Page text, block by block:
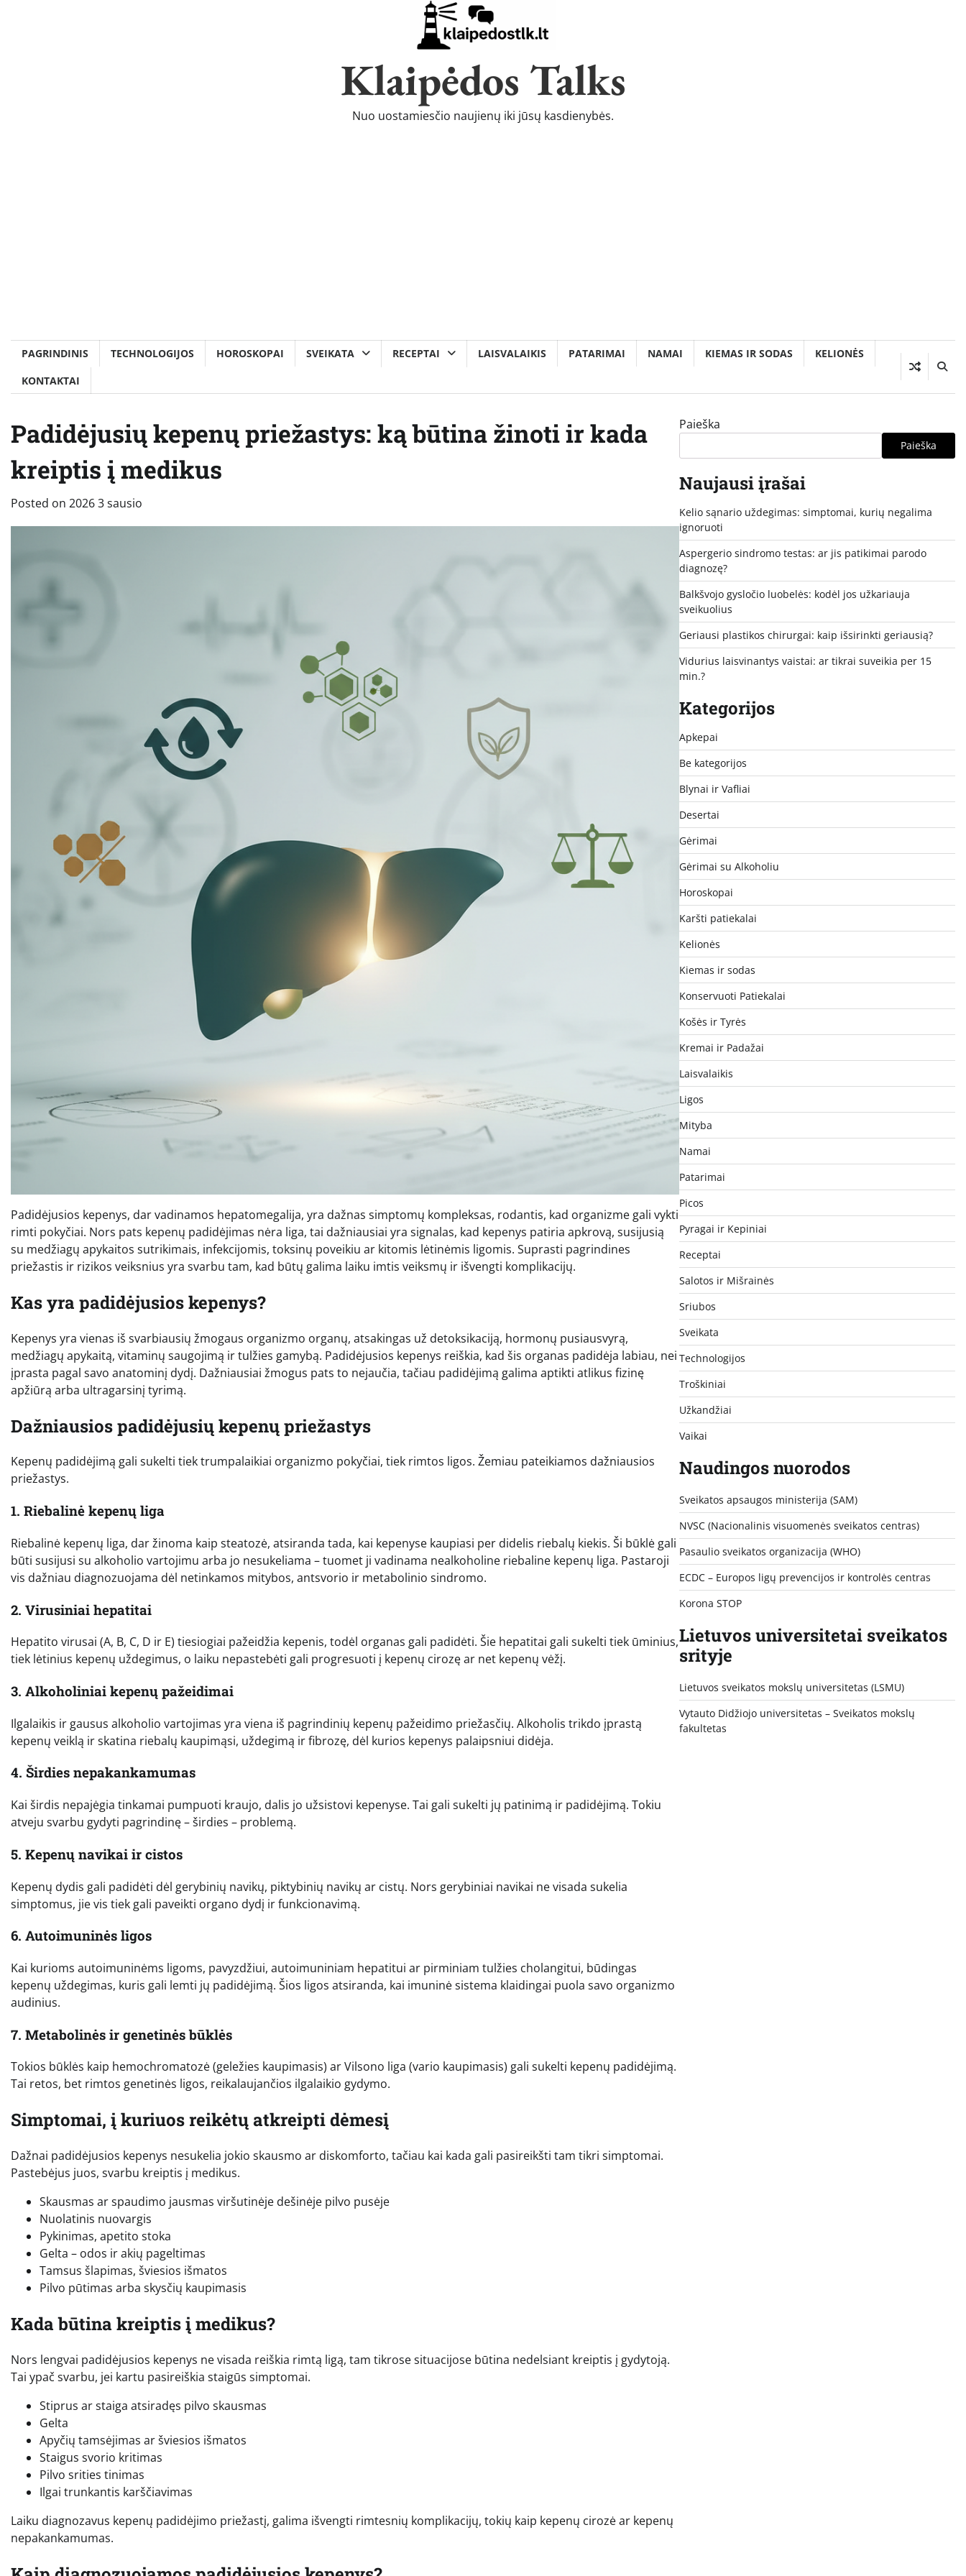
Klaipėdos Talks
Nuo uostamiesčio naujienų iki jūsų kasdienybės.
PAGRINDINIS TECHNOLOGIJOS HOROSKOPAI SVEIKATA RECEPTAI LAISVALAIKIS PATARIMAI NAMAI KIEMAS IR SODAS
KELIONĖS
KONTAKTAI
Padidėjusių kepenų priežastys: ką būtina žinoti ir kada
kreiptis į medikus
Posted on 2026 3 sausio
Padidėjusios kepenys, dar vadinamos hepatomegalija, yra dažnas simptomų kompleksas, rodantis, kad organizme gali vykti
rimti pokyčiai. Nors pats kepenų padidėjimas nėra liga, tai dažniausiai yra signalas, kad kepenys patiria apkrovą, susijusią
su medžiagų apykaitos sutrikimais, infekcijomis, toksinų poveikiu ar kitomis lėtinėmis ligomis. Suprasti pagrindines
priežastis ir rizikos veiksnius yra svarbu tam, kad būtų galima laiku imtis veiksmų ir išvengti komplikacijų.
Kas yra padidėjusios kepenys?
Kepenys yra vienas iš svarbiausių žmogaus organizmo organų, atsakingas už detoksikaciją, hormonų pusiausvyrą,
medžiagų apykaitą, vitaminų saugojimą ir tulžies gamybą. Padidėjusios kepenys reiškia, kad šis organas padidėja labiau, nei
įprasta pagal savo anatominį dydį. Dažniausiai žmogus pats to nejaučia, tačiau padidėjimą galima aptikti atlikus fizinę
apžiūrą arba ultragarsinį tyrimą.
Dažniausios padidėjusių kepenų priežastys
Kepenų padidėjimą gali sukelti tiek trumpalaikiai organizmo pokyčiai, tiek rimtos ligos. Žemiau pateikiamos dažniausios
priežastys.
1. Riebalinė kepenų liga
Riebalinė kepenų liga, dar žinoma kaip steatozė, atsiranda tada, kai kepenyse kaupiasi per didelis riebalų kiekis. Ši būklė gali
būti susijusi su alkoholio vartojimu arba jo nesukeliama – tuomet ji vadinama nealkoholine riebaline kepenų liga. Pastaroji
vis dažniau diagnozuojama dėl netinkamos mitybos, antsvorio ir metabolinio sindromo.
2. Virusiniai hepatitai
Hepatito virusai (A, B, C, D ir E) tiesiogiai pažeidžia kepenis, todėl organas gali padidėti. Šie hepatitai gali sukelti tiek ūminius,
tiek lėtinius kepenų uždegimus, o laiku nepastebėti gali progresuoti į kepenų cirozę ar net kepenų vėžį.
3. Alkoholiniai kepenų pažeidimai
Ilgalaikis ir gausus alkoholio vartojimas yra viena iš pagrindinių kepenų pažeidimo priežasčių. Alkoholis trikdo įprastą
kepenų veiklą ir skatina riebalų kaupimąsi, uždegimą ir fibrozę, dėl kurios kepenys palaipsniui didėja.
4. Širdies nepakankamumas
Kai širdis nepajėgia tinkamai pumpuoti kraujo, dalis jo užsistovi kepenyse. Tai gali sukelti jų patinimą ir padidėjimą. Tokiu
atveju svarbu gydyti pagrindinę – širdies – problemą.
5. Kepenų navikai ir cistos
Kepenų dydis gali padidėti dėl gerybinių navikų, piktybinių navikų ar cistų. Nors gerybiniai navikai ne visada sukelia
simptomus, jie vis tiek gali paveikti organo dydį ir funkcionavimą.
6. Autoimuninės ligos
Kai kurioms autoimuninėms ligoms, pavyzdžiui, autoimuniniam hepatitui ar pirminiam tulžies cholangitui, būdingas
kepenų uždegimas, kuris gali lemti jų padidėjimą. Šios ligos atsiranda, kai imuninė sistema klaidingai puola savo organizmo
audinius.
7. Metabolinės ir genetinės būklės
Tokios būklės kaip hemochromatozė (geležies kaupimasis) ar Vilsono liga (vario kaupimasis) gali sukelti kepenų padidėjimą.
Tai retos, bet rimtos genetinės ligos, reikalaujančios ilgalaikio gydymo.
Simptomai, į kuriuos reikėtų atkreipti dėmesį
Dažnai padidėjusios kepenys nesukelia jokio skausmo ar diskomforto, tačiau kai kada gali pasireikšti tam tikri simptomai.
Pastebėjus juos, svarbu kreiptis į medikus.
Skausmas ar spaudimo jausmas viršutinėje dešinėje pilvo pusėje
Nuolatinis nuovargis
Pykinimas, apetito stoka
Gelta – odos ir akių pageltimas
Tamsus šlapimas, šviesios išmatos
Pilvo pūtimas arba skysčių kaupimasis
Kada būtina kreiptis į medikus?
Nors lengvai padidėjusios kepenys ne visada reiškia rimtą ligą, tam tikrose situacijose būtina nedelsiant kreiptis į gydytoją.
Tai ypač svarbu, jei kartu pasireiškia staigūs simptomai.
Stiprus ar staiga atsiradęs pilvo skausmas
Gelta
Apyčių tamsėjimas ar šviesios išmatos
Staigus svorio kritimas
Pilvo srities tinimas
Ilgai trunkantis karščiavimas
Laiku diagnozavus kepenų padidėjimo priežastį, galima išvengti rimtesnių komplikacijų, tokių kaip kepenų cirozė ar kepenų
nepakankamumas.
Paieška
Paieška
Naujausi įrašai
Kelio sąnario uždegimas: simptomai, kurių negalima
ignoruoti
Aspergerio sindromo testas: ar jis patikimai parodo
diagnozę?
Balkšvojo gysločio luobelės: kodėl jos užkariauja
sveikuolius
Geriausi plastikos chirurgai: kaip išsirinkti geriausią?
Vidurius laisvinantys vaistai: ar tikrai suveikia per 15
min.?
Kategorijos
Apkepai
Be kategorijos
Blynai ir Vafliai
Desertai
Gėrimai
Gėrimai su Alkoholiu
Horoskopai
Karšti patiekalai
Kelionės
Kiemas ir sodas
Konservuoti Patiekalai
Košės ir Tyrės
Kremai ir Padažai
Laisvalaikis
Ligos
Mityba
Namai
Patarimai
Picos
Pyragai ir Kepiniai
Receptai
Salotos ir Mišrainės
Sriubos
Sveikata
Technologijos
Troškiniai
Užkandžiai
Vaikai
Naudingos nuorodos
Sveikatos apsaugos ministerija (SAM)
NVSC (Nacionalinis visuomenės sveikatos centras)
Pasaulio sveikatos organizacija (WHO)
ECDC – Europos ligų prevencijos ir kontrolės centras
Korona STOP
Lietuvos universitetai sveikatos
srityje
Lietuvos sveikatos mokslų universitetas (LSMU)
Vytauto Didžiojo universitetas – Sveikatos mokslų
fakultetas